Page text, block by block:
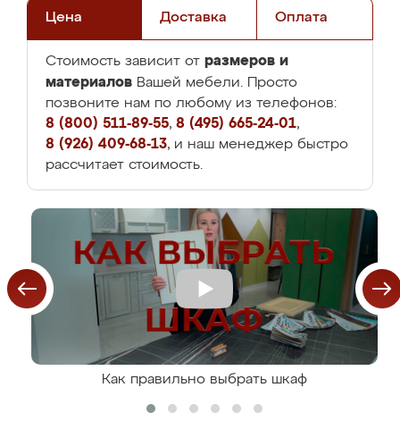
Цена Доставка Оплата
Стоимость зависит от размеров и
материалов Вашей мебели. Просто
позвоните нам по любому из телефонов:
8 (800) 511-89-55, 8 (495) 665-24-01,
8 (926) 409-68-13, и наш менеджер быстро
рассчитает стоимость.
Как правильно выбрать шкаф